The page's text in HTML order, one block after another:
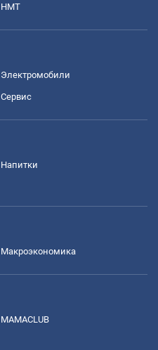
НМТ
Электромобили
Сервис
Напитки
Mакроэкономика
MAMACLUB